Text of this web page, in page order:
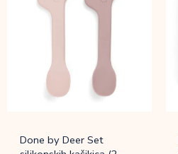
Done by Deer Set